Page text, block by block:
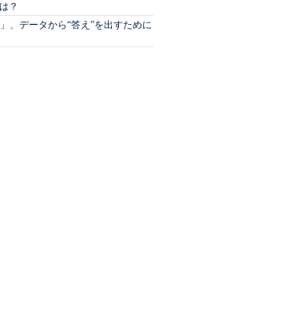
？
、データから“答え”を出すために